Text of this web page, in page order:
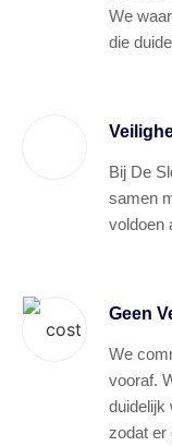
We
die
Bij De
samen
voldoen
Geen
We
vooraf.
duidelijk
zodat er